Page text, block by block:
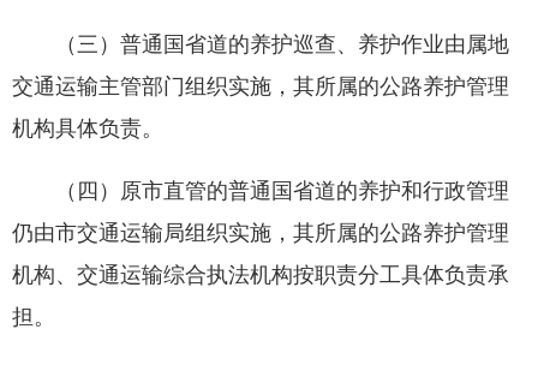
（三）普通国省道的养护巡查、养护作业由属地
交通运输主管部门组织实施，其所属的公路养护管理
机构具体负责。
（四）原市直管的普通国省道的养护和行政管理
仍由市交通运输局组织实施，其所属的公路养护管理
机构、交通运输综合执法机构按职责分工具体负责承
担。